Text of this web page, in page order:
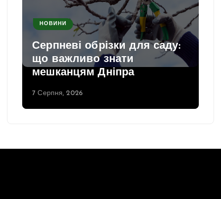
НОВИНИ
Серпневі обрізки для саду:
що важливо знати
мешканцям Дніпра
7 Серпня, 2026